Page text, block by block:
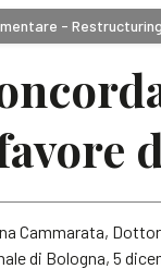
- Restructuring
Cammarata,
di Bologna, 5